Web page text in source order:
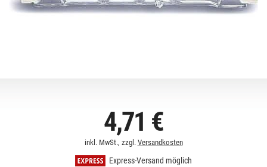
4,71 €
inkl. MwSt., zzgl. Versandkosten
Express-Versand möglich